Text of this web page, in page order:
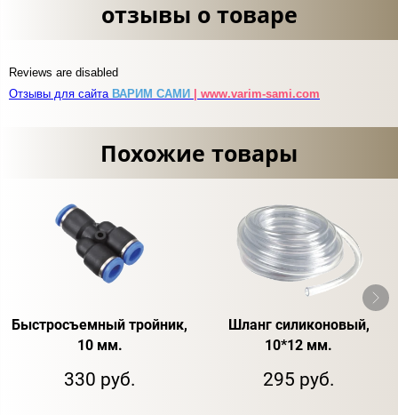
отзывы о товаре
Reviews are disabled
Отзывы для сайта ВАРИМ САМИ | www.varim-sami.com
Похожие товары
Быстросъемный тройник,
10 мм.
330 руб.
Шланг силиконовый,
10*12 мм.
295 руб.